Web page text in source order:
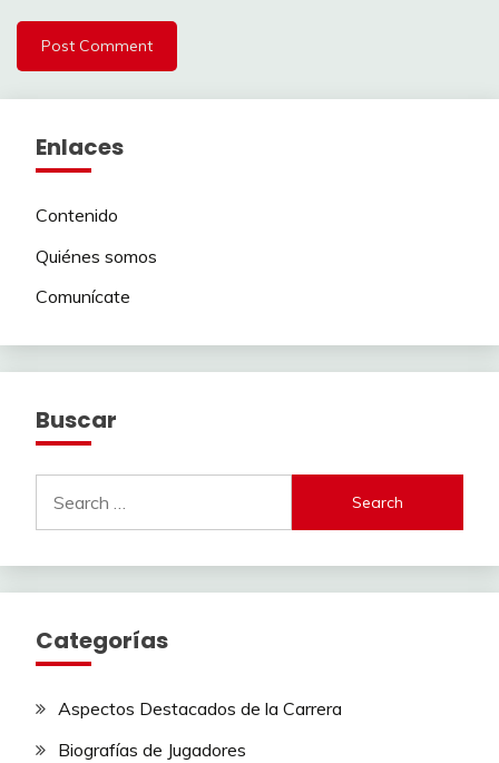
Enlaces
Contenido
Quiénes somos
Comunícate
Buscar
for:
Categorías
Aspectos Destacados de la Carrera
Biografías de Jugadores